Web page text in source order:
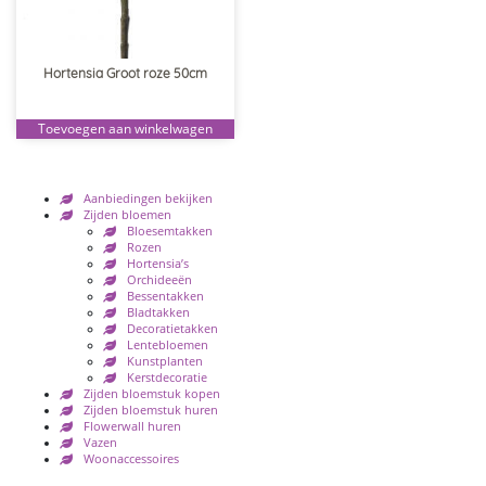
Aanbiedingen bekijken
Zijden bloemen
Bloesemtakken
Rozen
Hortensia’s
Orchideeën
Bessentakken
Bladtakken
Decoratietakken
Lentebloemen
Kunstplanten
Kerstdecoratie
Zijden bloemstuk kopen
Zijden bloemstuk huren
Flowerwall huren
Vazen
Woonaccessoires
Hortensia Groot roze 50cm
Toevoegen aan winkelwagen